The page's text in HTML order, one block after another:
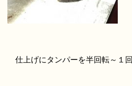
仕上げにタンパーを半回転～１回